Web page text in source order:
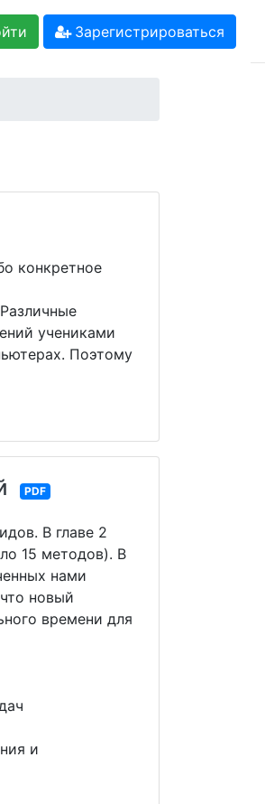
Зарегистрироваться
конкретное
учениками
Поэтому
PDF
В главе 2
15 методов). В
нами
новый
времени для
и